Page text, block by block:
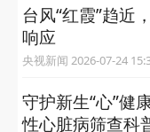
台风“红霞”趋近
响应
央视新闻 2026-07-24
守护新生“心”健
性心脏病筛查科